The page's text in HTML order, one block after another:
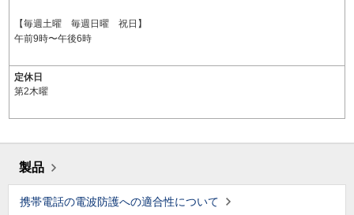
【毎週土曜 毎週日曜 祝日】
午前9時〜午後6時
定休日
第2木曜
製品
携帯電話の電波防護への適合性について